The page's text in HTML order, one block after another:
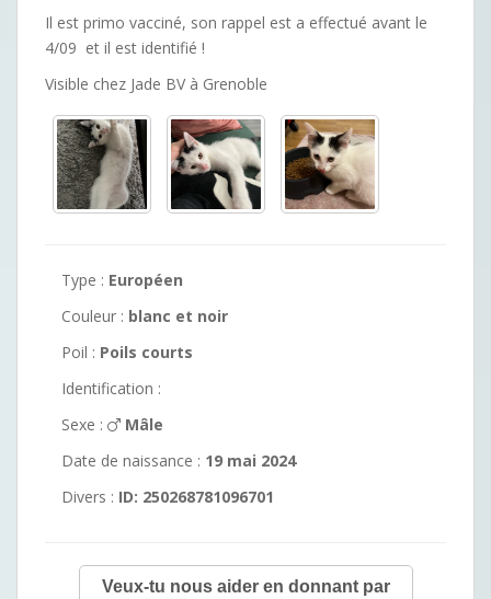
Il est primo vacciné, son rappel est a effectué avant le
4/09 et il est identifié !
Visible chez Jade BV à Grenoble
Type : Européen
Couleur : blanc et noir
Poil : Poils courts
Identification :
Sexe :
Mâle
Date de naissance : 19 mai 2024
Divers : ID: 250268781096701